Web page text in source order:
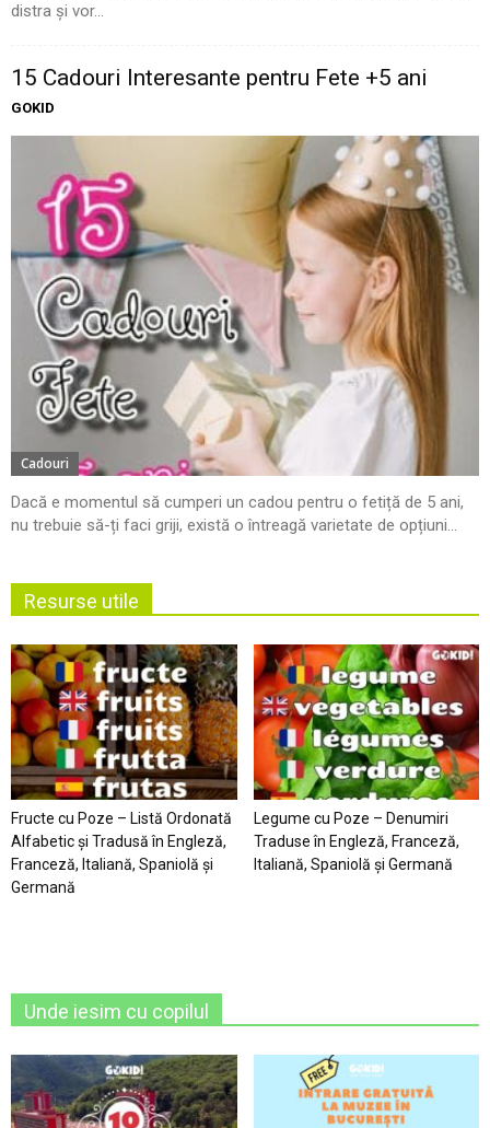
distra și vor...
15 Cadouri Interesante pentru Fete +5 ani
GOKID
Cadouri
Dacă e momentul să cumperi un cadou pentru o fetiță de 5 ani,
nu trebuie să-ți faci griji, există o întreagă varietate de opțiuni...
Resurse utile
Fructe cu Poze – Listă Ordonată
Alfabetic şi Tradusă în Engleză,
Franceză, Italiană, Spaniolă şi
Germană
Legume cu Poze – Denumiri
Traduse în Engleză, Franceză,
Italiană, Spaniolă şi Germană
Unde iesim cu copilul